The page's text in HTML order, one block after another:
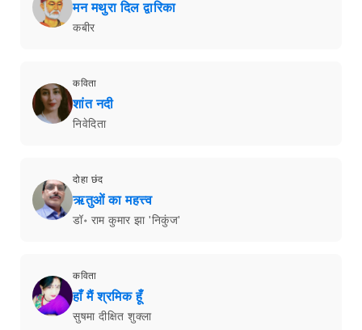
मन मथुरा दिल द्वारिका
कबीर
कविता
शांत नदी
निवेदिता
दोहा छंद
ऋतुओं का महत्त्व
डॉ॰ राम कुमार झा 'निकुंज'
कविता
हाँ मैं श्रमिक हूँ
सुषमा दीक्षित शुक्ला